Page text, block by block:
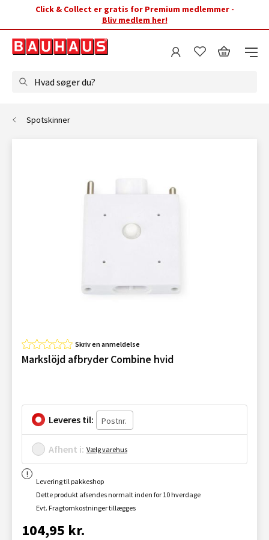
Click & Collect er gratis for Premium medlemmer -
Bliv medlem her!
Hvad søger du?
Spotskinner
Skriv en anmeldelse
Markslöjd afbryder Combine hvid
Leveres til:
Afhent i: Vælg varehus
Levering til pakkeshop
Dette produkt afsendes normalt inden for 10 hverdage
Evt. Fragtomkostninger tillægges
104,95 kr.